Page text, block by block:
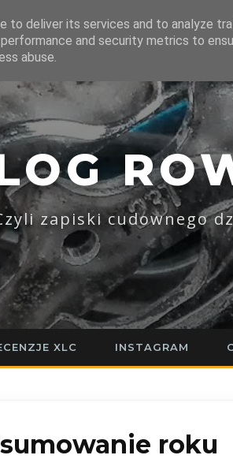
zapiski cudownego
XLC INSTAGRAM
roku
to deliver its services and to analyze
and security metrics to
abuse.